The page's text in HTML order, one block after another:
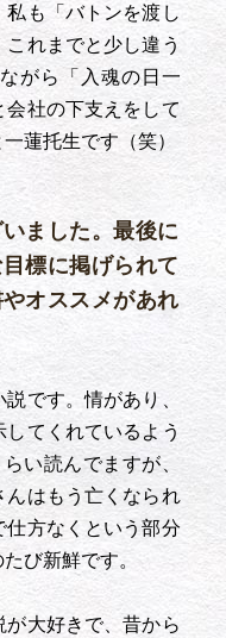
も「バトンを渡し
れまでと少し違う
がら「入魂の日一
社の下支えをして
蓮托生です（笑）
ました。最後に
標に掲げられて
オススメがあれ
です。情があり、
てくれているよう
い読んでますが、
んはもう亡くなられ
仕方なくという部分
び新鮮です。
大好きで、昔から